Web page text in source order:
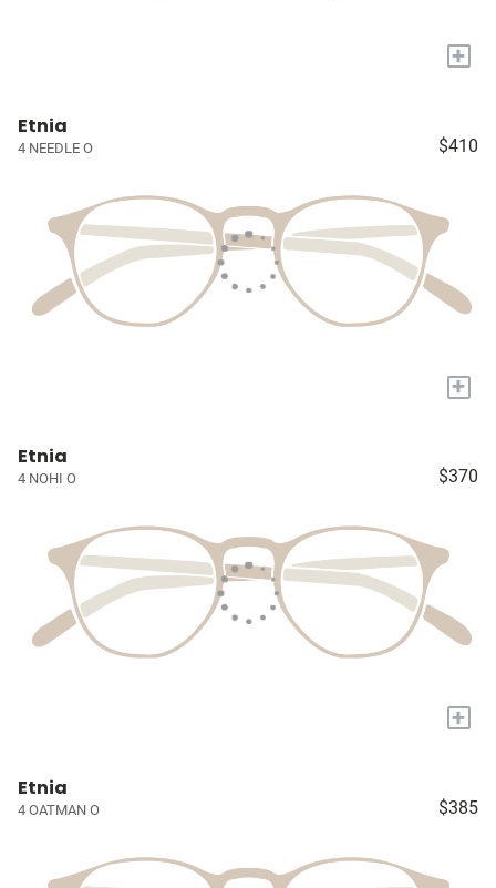
+
Etnia
4 NEEDLE O $410
+
Etnia
4 NOHI O $370
+
Etnia
4 OATMAN O $385